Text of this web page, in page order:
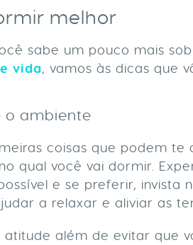
melhor
sabe um pouco mais
vida, vamos às dicas que
o ambiente
coisas que podem
qual você vai dormir.
e se preferir, invista
a relaxar e aliviar as
atitude além de evitar que